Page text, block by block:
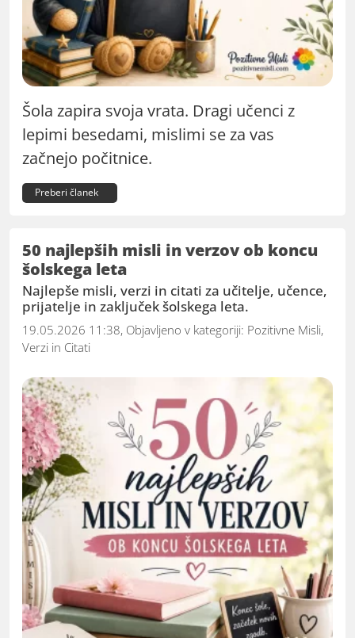
Šola zapira svoja vrata. Dragi učenci z
lepimi besedami, mislimi se za vas
začnejo počitnice.
Preberi članek
50 najlepših misli in verzov ob koncu
šolskega leta
Najlepše misli, verzi in citati za učitelje, učence,
prijatelje in zaključek šolskega leta.
19.05.2026 11:38, Objavljeno v kategoriji: Pozitivne Misli,
Verzi in Citati